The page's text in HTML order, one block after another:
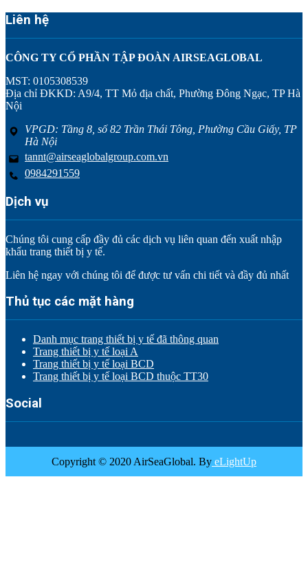
Liên hệ
CÔNG TY CỔ PHẦN TẬP ĐOÀN AIRSEAGLOBAL
MST: 0105308539
Địa chỉ ĐKKD: A9/4, TT Mỏ địa chất, Phường Đông Ngạc, TP Hà
Nội
VPGD: Tầng 8, số 82 Trần Thái Tông, Phường Cầu Giấy, TP
Hà Nội
tannt@airseaglobalgroup.com.vn
0984291559
Dịch vụ
Chúng tôi cung cấp đầy đủ các dịch vụ liên quan đến xuất nhập
khẩu trang thiết bị y tế.
Liên hệ ngay với chúng tôi để được tư vấn chi tiết và đầy đủ nhất
Thủ tục các mặt hàng
Danh mục trang thiết bị y tế đã thông quan
Trang thiết bị y tế loại A
Trang thiết bị y tế loại BCD
Trang thiết bị y tế loại BCD thuộc TT30
Social
Copyright © 2020 AirSeaGlobal. By eLightUp